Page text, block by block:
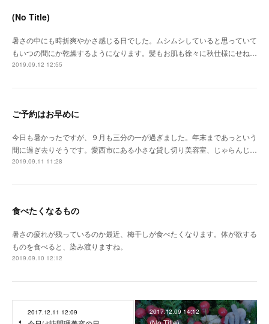
(No Title)
暑さの中にも時折爽やかさ感じる日でした。ムシムシしていると思っていて
もいつの間にか乾燥するようになります。髪もお肌も徐々に秋仕様にせね…
2019.09.12 12:55
ご予約はお早めに
今日も暑かったですが、９月も三分の一が過ぎました。年末まであっという
間に過ぎ去りそうです。愛西市にある小さな貸し切り美容室、じゃらんじ…
2019.09.11 11:28
食べたくなるもの
暑さの疲れが残っているのか最近、梅干しが食べたくなります。体が欲する
ものを食べると、染み渡りますね。
2019.09.10 12:12
2017.12.11 12:09 2017.12.09 14:12